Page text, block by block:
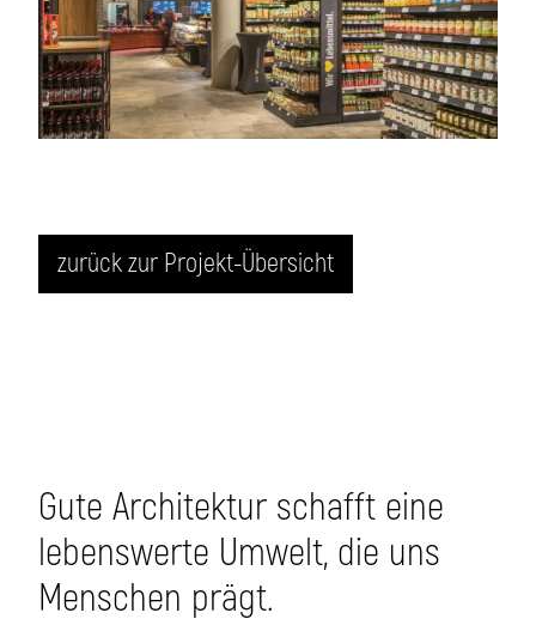
zurück zur Projekt-Übersicht
Gute Architektur schafft eine
lebenswerte Umwelt, die uns
Menschen prägt.